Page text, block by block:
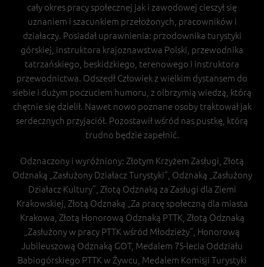
cały okres pracy społecznej jak i zawodowej cieszył się
uznaniem i szacunkiem przełożonych, pracowników i
działaczy. Posiadał uprawnienia: przodownika turystyki
górskiej, instruktora krajoznawstwa Polski, przewodnika
tatrzańskiego, beskidzkiego, terenowego i instruktora
przewodnictwa. Odszedł Człowiek z wielkim dystansem do
siebie i dużym poczuciem humoru, z olbrzymią wiedzą, którą
chętnie się dzielił. Nawet nowo poznane osoby traktował jak
serdecznych przyjaciół. Pozostawił wśród nas pustkę, którą
trudno będzie zapełnić.
Odznaczony i wyróżniony: Złotym Krzyżem Zasługi, Złotą
Odznaką „Zasłużony Działacz Turystyki”, Odznaką „Zasłużony
Działacz Kultury”, Złotą Odznaką za Zasługi dla Ziemi
Krakowskiej, Złotą Odznaką „Za pracę społeczną dla miasta
Krakowa, Złotą Honorową Odznaką PTTK, Złotą Odznaką
„Zasłużony w pracy PTTK wśród Młodzieży”, Honorową
Jubileuszową Odznaką GOT, Medalem 75-lecia Oddziału
Babiogórskiego PTTK w Żywcu, Medalem Komisji Turystyki